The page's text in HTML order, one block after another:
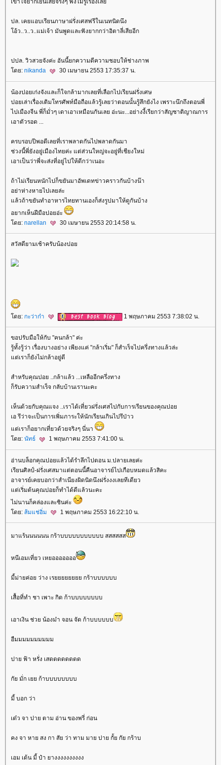
เข้าใจยากเย็นเสียจริงๆ ฟังไม่รู้เรื่องเล
ปล. เคยแอบเรียนภาษาฝรั่งเศสฟรีในเนทนิดนึง
อ้ว..ว..ว..แม่เจ้า มันพูดและฟังยากกว่าอิตาลี่เสียอีก
ปปล. วิวสวยจังค่ะ อันนี้ยกความดีความชอบให้ช่างภาพ
ดย: nikanda 30 เมษายน 2553 17:35:37 น.
น้องปอยเก่งจังและก็ใจกล้ามากเลยที่เลือกไปเรียนฝรั่งเศษ
ปอยเล่าเรื่องเติมโทรศัพท์มือถือแล้วรู้เลยว่าตอนนั้นรู้สึกยังไง เพราะนึกถึงตอนพี่
ไปเมืองจีน พี่ก็มั่วๆ เดาเอาเหมือนกันเลย อ่ะนะ...อย่างงี้เรียกว่าสัญชาติญาณการ
เอาตัวรอด ...
ครบรอบปีพอดีเลยที่เราพลาดกันไปพลาดกันมา
ช่วงนี้พี่ยังอยู่เมืองไทยค่ะ แต่ส่วนใหญ่จะอยู่ที่เชียงใหม่
เอาเป็นว่าพี่จะส่งที่อยู่ไปให้ดีกว่าเนอะ
ถ้าไม่เรียนหนักไปก็ขยันมาอัพเดทข่าวคราวกันบ้างน๊า
อย่าห่างหายไปเลยล่ะ
ล้วถ้าขยันทำอาหารไทยทานเองก็ส่งรูปมาให้ดูกันบ้าง
อยากเห็นฝีมือปอยอ่ะ
ดย: narellan 30 เมษายน 2553 20:14:58 น.
สวัสดียามเช้าครับน้องปอ
ดย: กะว่าก๋า 1 พฤษภาคม 2553 7:38:02 น.
ขอปรับมือให้กับ "คนกล้า" ค่ะ
รู้ทั้งรู้ว่า เรื่องบางอย่าง เพียงแค่ "กล้าเริ่ม" ก็สำเร็จไปครึ่งทางแล้วล่ะ
ต่เราก็ยังไม่กล้าอยู่ดี
สำหรับคุณปอย ..กล้าแล้ว ...เหลืออีกครึ่งทาง
ก็รับความสำเร็จ กลับบ้านเรานะคะ
เห็นด้วยกับคุณแจง ..เราได้เที่ยวฝรั่งเศสไปกับการเรียนของคุณปอ
เอ รึว่าจะเป็นการเพิ่มภาระให้นักเรียนเกินไปรึป่าว
ต่เราก็อยากเที่ยวด้วยจริงๆ นี่นา
ดย: นัทธ์ 1 พฤษภาคม 2553 7:41:00 น.
อ่านบล็อกคุณปอยแล้วได้รำลึกไปตอน ม.ปลายเลยค่ะ
เรียนศิลป์-ฝรั่งเศสมาแต่ตอนนี้คืนอาจารย์ไปเกือบหมดแล้วสิคะ
อาจารย์เคยบอกว่าสำเนียงผิดนิดนึงฝรั่งงงเลยทีเดียว
ต่เริ่มต้นคุณปอยก็ทำได้ดีแล้วนะคะ
ไม่นานก็คล่องและชินค่ะ
ดย: ส้มแช่อิ่ม 1 พฤษภาคม 2553 16:22:10 น.
มาแร้นนนนนน กร้าบบบบบบบบบบบ สสสสสส
หนีเอมเที่ยว เหยอออออออ
มี้ม่ายค่อย ว่าง เรยยยยยยยย กร้าบบบบบบ
เสื้อที่ทำ ชา เพาะ กิด ก้าบบบบบบบบ
เอาเงิน ช่วย น้องม๋า จอน จัด ก้าบบบบบบ
อืมมมมมมมมมม
ปาย ฟ้า หรั่ง เสดดดดดดดด
กัย มั่ก เยย ก้าบบบบบบบบ
มี้ บอก ว่า
เด๋ว จา ปาย ตาม อ่าน ของพรี่ ก่อน
คง จา หาย สง กา สัย ว่า ทาม มาย ปาย กั้ย กัย กร้าบ
เอม เด้น มี้ ป๋า ยางงงงงงงงงง